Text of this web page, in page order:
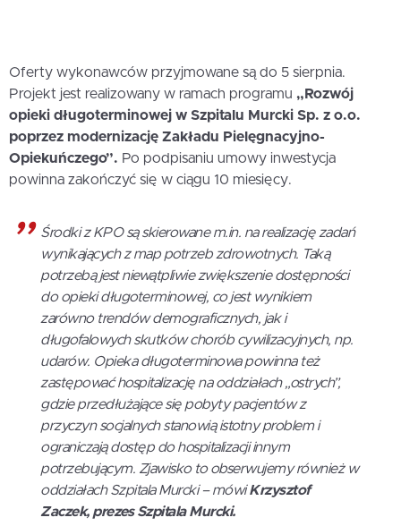
Oferty wykonawców przyjmowane są do 5 sierpnia.
Projekt jest realizowany w ramach programu „Rozwój
opieki długoterminowej w Szpitalu Murcki Sp. z o.o.
poprzez modernizację Zakładu Pielęgnacyjno-
Opiekuńczego”. Po podpisaniu umowy inwestycja
powinna zakończyć się w ciągu 10 miesięcy.
Środki z KPO są skierowane m.in. na realizację zadań
wynikających z map potrzeb zdrowotnych. Taką
potrzebą jest niewątpliwie zwiększenie dostępności
do opieki długoterminowej, co jest wynikiem
zarówno trendów demograficznych, jak i
długofalowych skutków chorób cywilizacyjnych, np.
udarów. Opieka długoterminowa powinna też
zastępować hospitalizację na oddziałach „ostrych”,
gdzie przedłużające się pobyty pacjentów z
przyczyn socjalnych stanowią istotny problem i
ograniczają dostęp do hospitalizacji innym
potrzebującym. Zjawisko to obserwujemy również w
oddziałach Szpitala Murcki – mówiKrzysztof
Zaczek, prezes Szpitala Murcki.